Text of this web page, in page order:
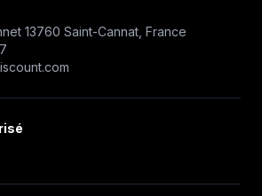
13760 Saint-Cannat, France